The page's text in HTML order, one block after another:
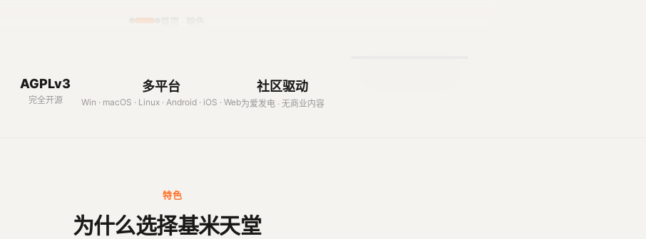
AGPLv3
完全开源
多平台
Win · macOS · Linux · Android · iOS · Web
社区驱动
为爱发电 · 无商业内容
特色
为什么选择基米天堂